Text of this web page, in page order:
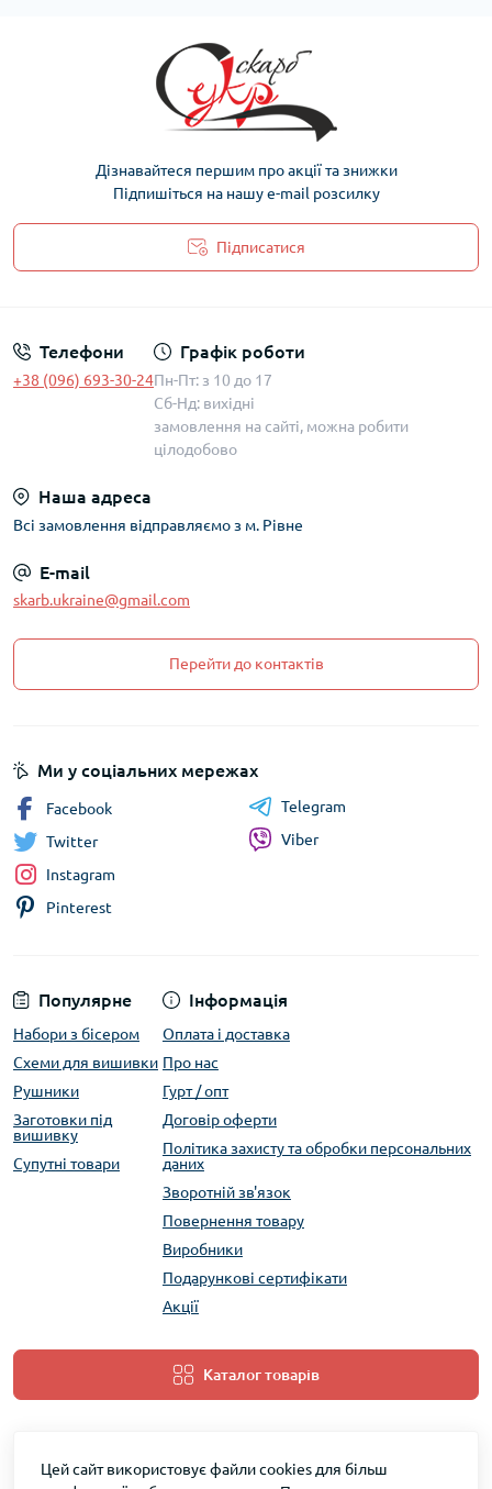
Дізнавайтеся першим про акції та знижки
Підпишіться на нашу e-mail розсилку
Підписатися
Телефони
+38 (096) 693-30-24
Графік роботи
Пн-Пт: з 10 до 17
Сб-Нд: вихідні
замовлення на сайті, можна робити
цілодобово
Наша адреса
Всі замовлення відправляємо з м. Рівне
E-mail
skarb.ukraine@gmail.com
Перейти до контактів
Популярне
Набори з бісером
Схеми для вишивки
Рушники
Заготовки під
вишивку
Супутні товари
Інформація
Оплата і доставка
Про нас
Гурт / опт
Договір оферти
Політика захисту та обробки персональних
даних
Зворотній зв'язок
Повернення товару
Виробники
Подарункові сертифікати
Акції
Каталог товарів
Ми у соціальних мережах
Facebook
Twitter
Instagram
Pinterest
Telegram
Viber
Цей сайт використовує файли cookies для більш